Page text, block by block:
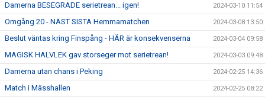
Damerna BESEGRADE serietrean... igen! 2024-03-10 11:54
Omgång 20 - NÄST SISTA Hemmamatchen 2024-03-08 13:50
Beslut väntas kring Finspång - HÄR är konsekvenserna 2024-03-04 09:58
MAGISK HALVLEK gav storseger mot serietrean! 2024-03-03 09:48
Damerna utan chans i Peking 2024-02-25 14:36
Match i Mässhallen 2024-02-25 08:22